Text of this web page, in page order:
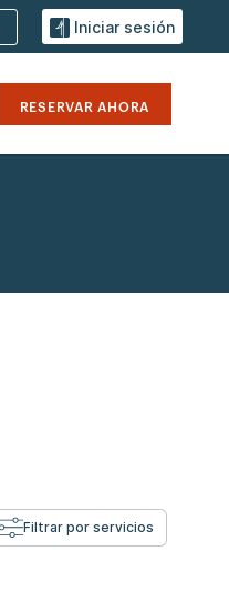
Iniciar sesión
RESERVAR AHORA
Filtrar por servicios